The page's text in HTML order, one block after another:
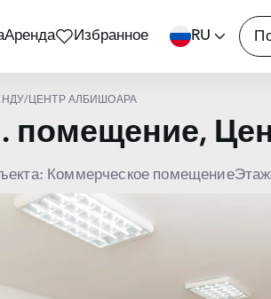
Аренда Избранное RU
/ ЦЕНТР АЛБИШОАРА
помещение,
Коммерческое помещение